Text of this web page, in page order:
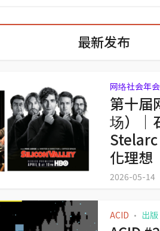
最新发布
网络社会年会
第十届
场）｜
化理想
2026-05-14
ACID • 出版